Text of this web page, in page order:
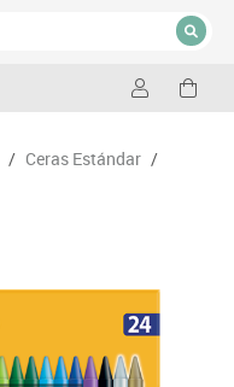
CERRAR
/ Ceras Estándar /